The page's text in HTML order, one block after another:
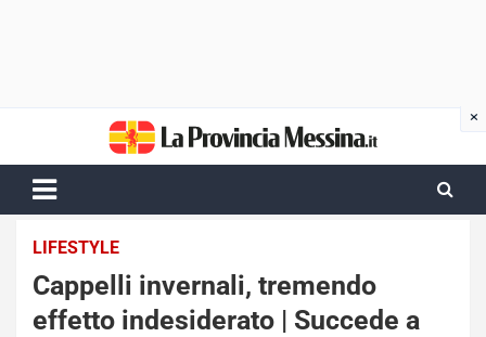
content
LIFESTYLE
Cappelli invernali, tremendo
effetto indesiderato | Succede a